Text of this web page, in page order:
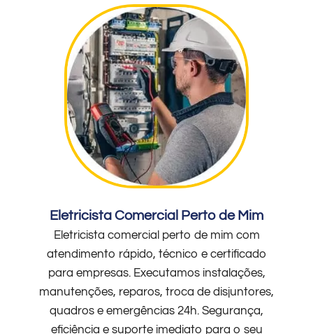
Eletricista Comercial Perto de Mim
Eletricista comercial perto de mim com
atendimento rápido, técnico e certificado
para empresas. Executamos instalações,
manutenções, reparos, troca de disjuntores,
quadros e emergências 24h. Segurança,
eficiência e suporte imediato para o seu